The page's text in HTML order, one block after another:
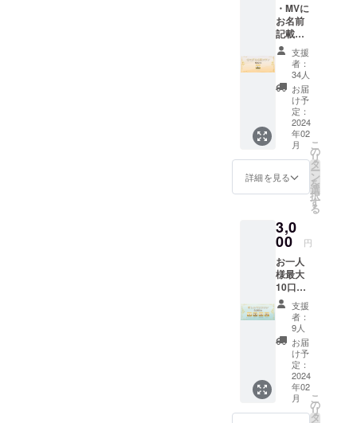
・MVに
お名前
記載
（支援
数に応
じて、
お名前
表示が
どんど
ん目立
つよう
になり
ます）
┗支援
時に、
載して
ほしい
お名
前」の
記載を
お願い
いたし
ます。
支援
者：
34人
お届
け予
定：
2024
年02
月
詳細を見る
こ
の
リ
タ
ー
ン
を
選
択
す
る
3,0
00 円
お一人
様最大
10口ま
で購入
可能 ・
直筆サ
イン入
りサン
クス
カード
の送付
（現
物） ・
支援
者：
9人
お届
け予
定：
2024
年02
月
こ
の
リ
タ